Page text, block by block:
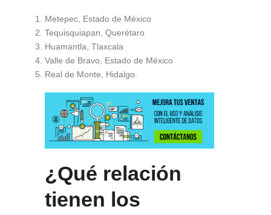
Metepec, Estado de México
Tequisquiapan, Querétaro
Huamantla, Tlaxcala
Valle de Bravo, Estado de México
Real de Monte, Hidalgo.
¿Qué relación
tienen los